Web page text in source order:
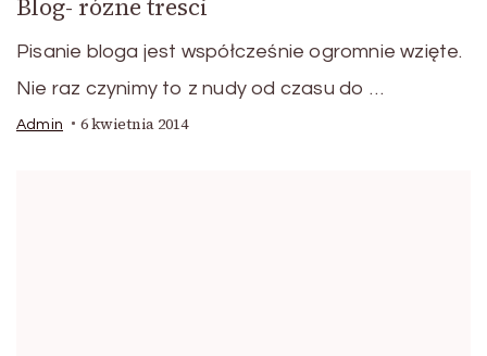
Blog- rózne tresci
Pisanie bloga jest współcześnie ogromnie wzięte.
Nie raz czynimy to z nudy od czasu do …
Admin 6 kwietnia 2014